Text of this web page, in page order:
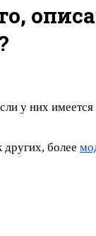
у них
других, более